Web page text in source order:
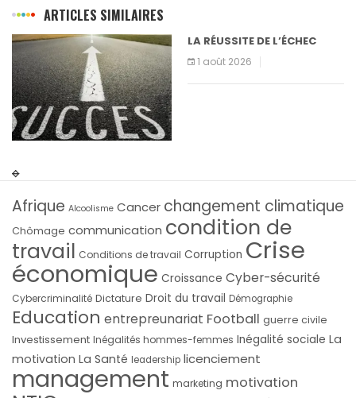
ARTICLES SIMILAIRES
LA RÉUSSITE DE L’ÉCHEC
1 août 2026
Afrique Alcoolisme Cancer changement climatique
Chômage communication condition de
travail Conditions de travail Corruption Crise
économique Croissance Cyber-sécurité
Cybercriminalité Dictature Droit du travail Démographie
Education entrepreunariat Football guerre civile
Investissement Inégalités hommes-femmes Inégalité sociale La
motivation La Santé leadership licenciement
management marketing motivation